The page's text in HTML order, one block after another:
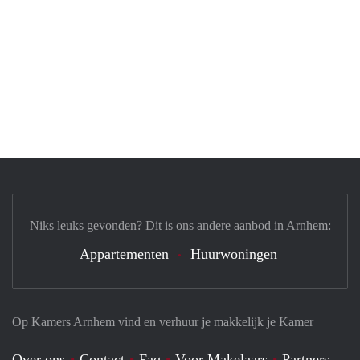
Op Kamers Arnhem vind en verhuur je makkelijk je Kamer
Niks leuks gevonden? Dit is ons andere aanbod in Arnhem:
Appartementen Huurwoningen